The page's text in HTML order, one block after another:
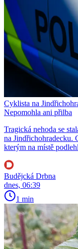
Cyklista na
Nepomohla ani přilba
Tragická nehoda se
na Jindřichohradecku.
kterým na místě
Budějcká Drbna
dnes, 06:39
1 min